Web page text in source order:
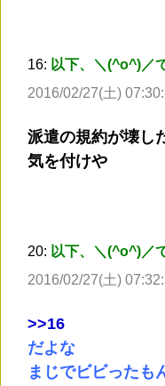
16: 以下、＼(^o^)／
2016/02/27(土)
派遣の規約が壊し
気を付けや
20: 以下、＼(^o^)／
2016/02/27(土)
>>16
だよな
まじでビビったも